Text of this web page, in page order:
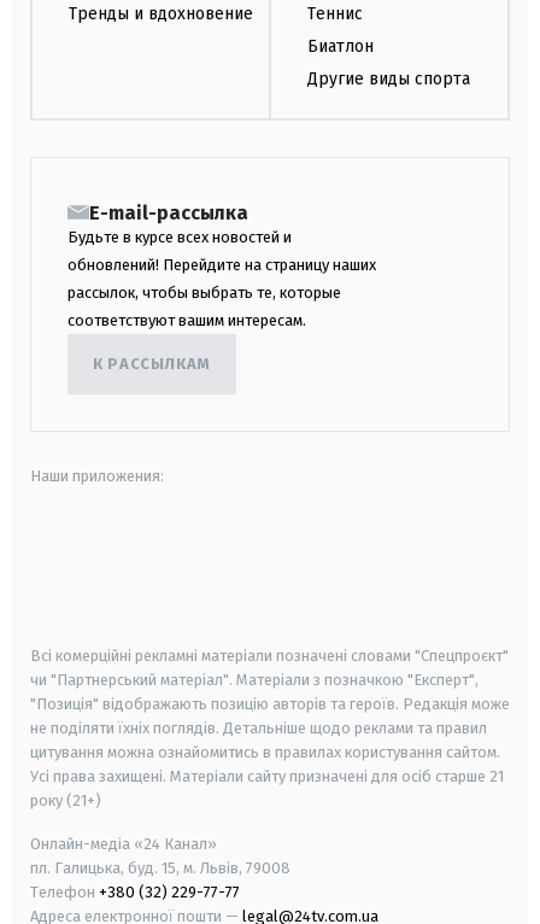
Тренды и вдохновение
Теннис
Биатлон
Другие виды спорта
E-mail-рассылка
Будьте в курсе всех новостей и
обновлений! Перейдите на страницу наших
рассылок, чтобы выбрать те, которые
соответствуют вашим интересам.
К РАССЫЛКАМ
Наши приложения:
Всі комерційні рекламні матеріали позначені словами "Спецпроєкт"
чи "Партнерський матеріал". Матеріали з позначкою "Експерт",
"Позиція" відображають позицію авторів та героїв. Редакція може
не поділяти їхніх поглядів. Детальніше щодо реклами та правил
цитування можна ознайомитись в правилах користування сайтом.
Усі права захищені. Матеріали сайту призначені для осіб старше 21
року (21+)
Онлайн-медіа «24 Канал»
пл. Галицька, буд. 15, м. Львів, 79008
Телефон +380 (32) 229-77-77
Адреса електронної пошти — legal@24tv.com.ua